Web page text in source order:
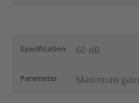
Specification 60 dB
Parameter Maximum